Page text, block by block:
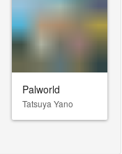
Palworld
Tatsuya Yano